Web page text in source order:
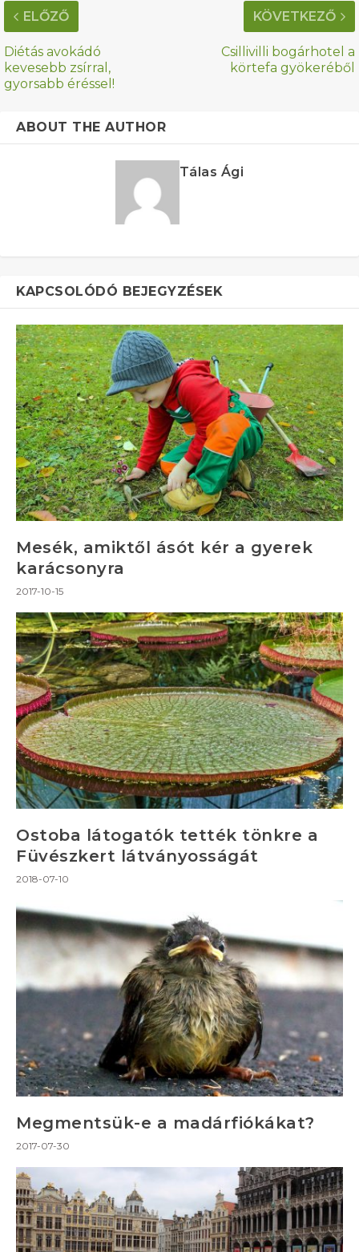
ELŐZŐ
Diétás avokádó
kevesebb zsírral,
gyorsabb éréssel!
KÖVETKEZŐ
Csillivilli bogárhotel a
körtefa gyökeréből
ABOUT THE AUTHOR
Tálas Ági
KAPCSOLÓDÓ BEJEGYZÉSEK
Mesék, amiktől ásót kér a gyerek
karácsonyra
2017-10-15
Ostoba látogatók tették tönkre a
Füvészkert látványosságát
2018-07-10
Megmentsük-e a madárfiókákat?
2017-07-30